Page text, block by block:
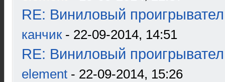
RE: Виниловый
канчик- 22-09-2014, 14:51
RE: Виниловый
element - 22-09-2014, 15:26